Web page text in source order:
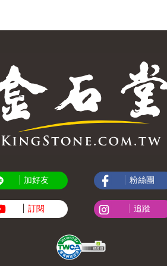
加好友
訂閱
粉絲團
追蹤